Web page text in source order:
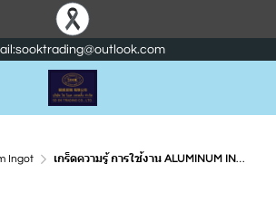
Ingot เกร็ดความรู้ การใช้งาน ALUMINUM INGOT (อลูมิเนียม INGOT) P1020 A7